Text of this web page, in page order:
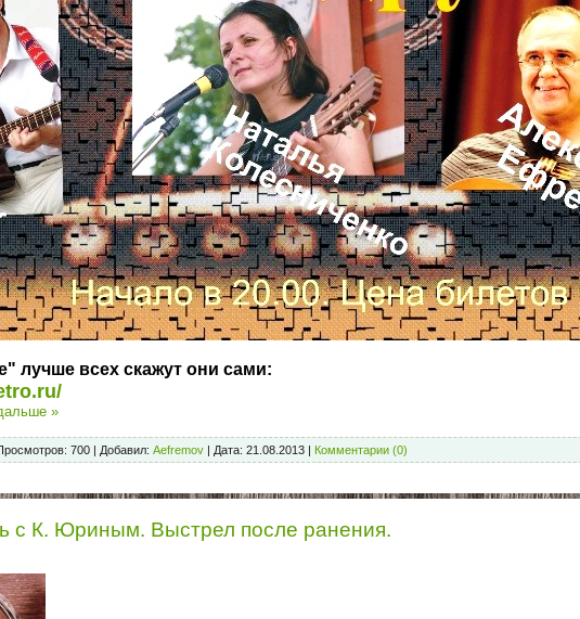
лучше всех скажут они сами:
»
700 Добавил: Aefremov Дата: 21.08.2013 Комментарии (0)
с К. Юриным. Выстрел после ранения.